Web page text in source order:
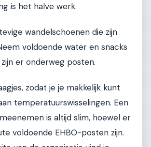
is het halve werk.
wandelschoenen die zijn
voldoende water en snacks
er onderweg posten.
zodat je je makkelijk kunt
temperatuurswisselingen. Een
is altijd slim, hoewel er
voldoende EHBO-posten zijn.